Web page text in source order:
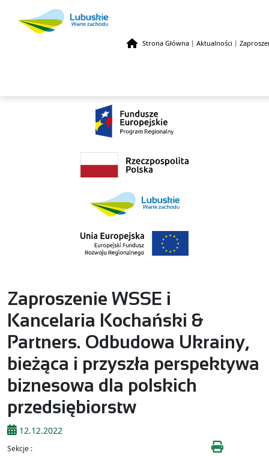
Strona Główna | Aktualności |
Zaproszenie WSSE i
Kancelaria Kochański &
Partners. Odbudowa Ukrainy,
bieżąca i przyszła perspektywa
biznesowa dla polskich
przedsiębiorstw
12.12.2022
Sekcje :